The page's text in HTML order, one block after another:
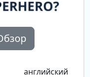
английский